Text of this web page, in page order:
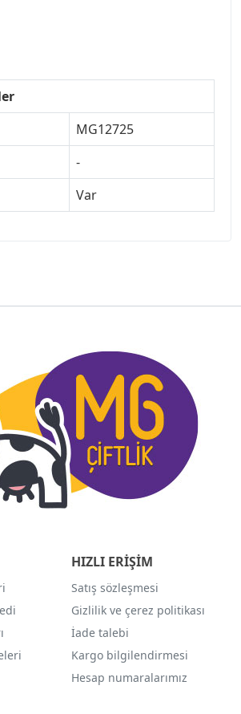
MG12725
-
Var
HIZLI ERİŞİM
Satış sözleşmesi
Gizlilik ve çerez politikası
İade talebi
Kargo bilgilendirmesi
Hesap numaralarımız